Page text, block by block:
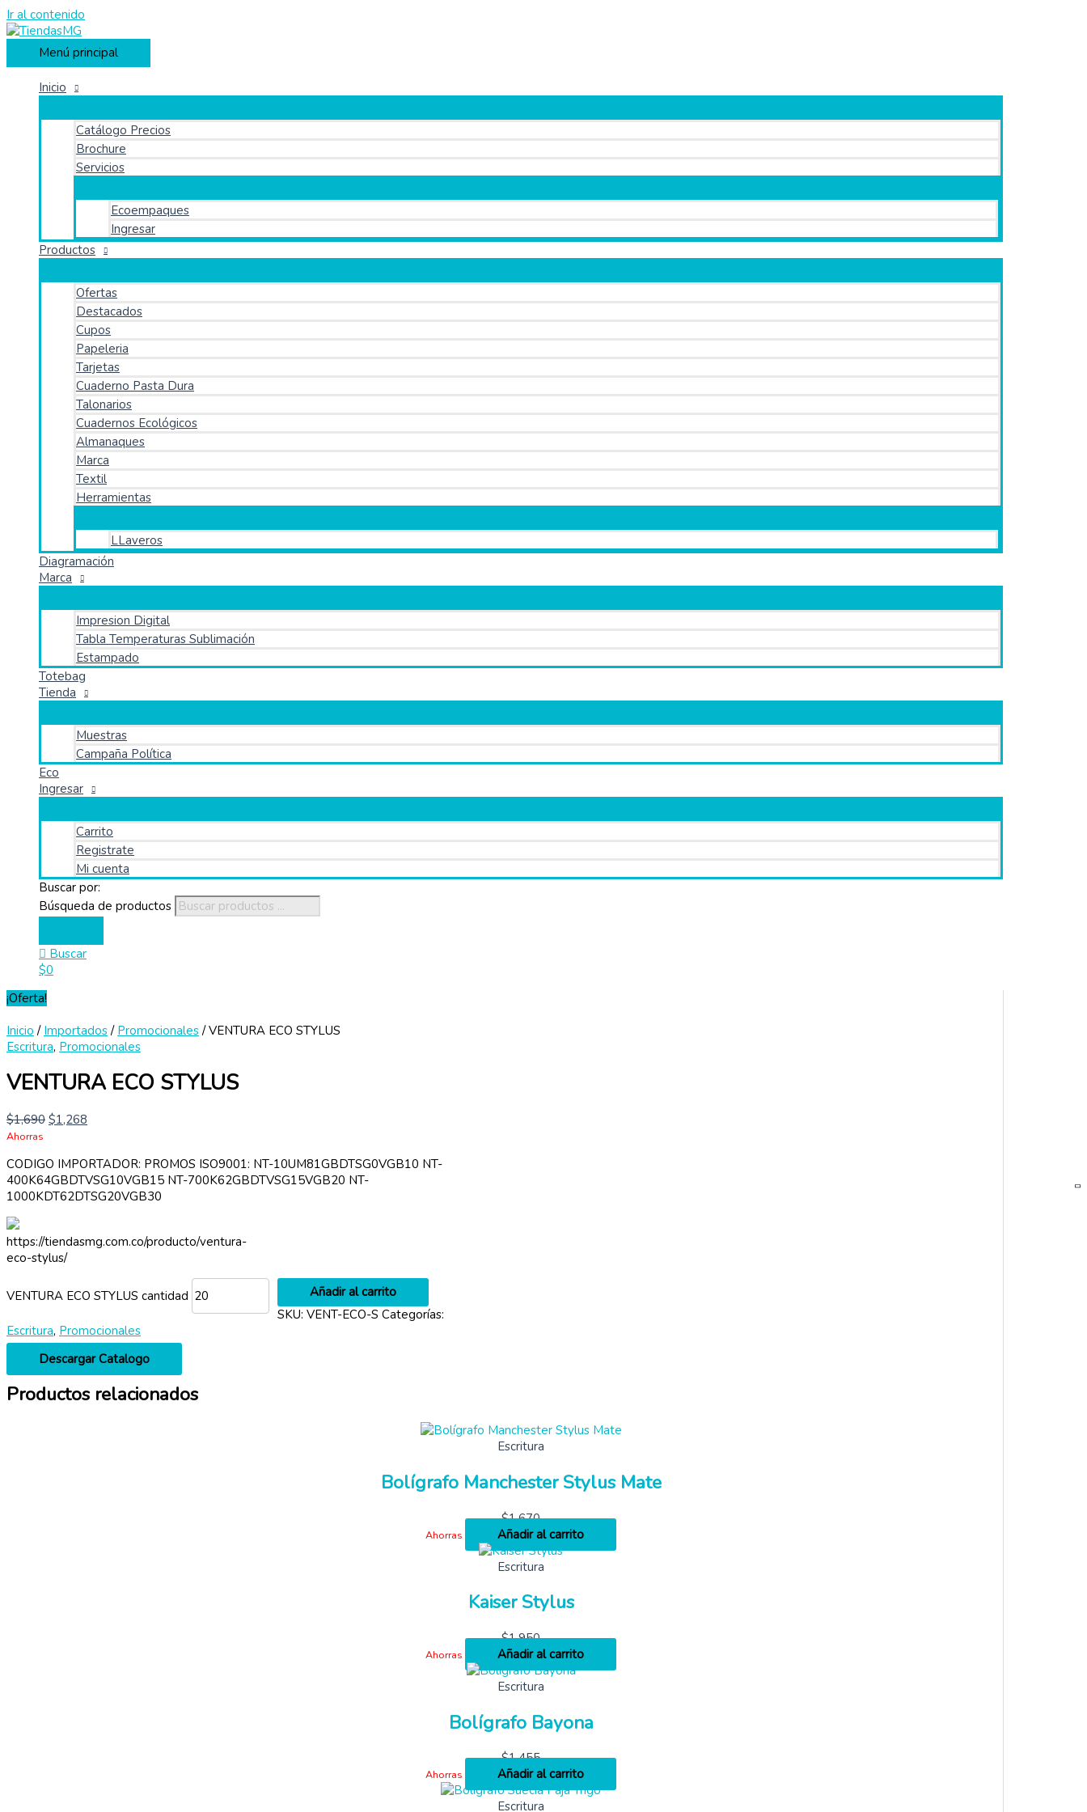
Ir al contenido
Menú principal
Inicio
Catálogo Precios
Brochure
Servicios
Ecoempaques
Ingresar
Productos
Ofertas
Destacados
Cupos
Papeleria
Tarjetas
Cuaderno Pasta Dura
Talonarios
Cuadernos Ecológicos
Almanaques
Marca
Textil
Herramientas
LLaveros
Diagramación
Marca
Impresion Digital
Tabla Temperaturas Sublimación
Estampado
Totebag
Tienda
Muestras
Campaña Política
Eco
Ingresar
Carrito
Registrate
Mi cuenta
Buscar por:
Búsqueda de productos
Buscar
$0
¡Oferta!
Inicio / Importados/ Promocionales/ VENTURA ECO STYLUS
Escritura, Promocionales
VENTURA ECO STYLUS
$1,690 $1,268
Ahorras
CODIGO IMPORTADOR: PROMOS ISO9001: NT-10UM81GBDTSG0VGB10 NT-
400K64GBDTVSG10VGB15 NT-700K62GBDTVSG15VGB20 NT-
1000KDT62DTSG20VGB30
https://tiendasmg.com.co/producto/ventura-
eco-stylus/
VENTURA ECO STYLUS cantidad
Añadir al carrito
SKU: VENT-ECO-S Categorías:
Escritura, Promocionales
Descargar Catalogo
Productos relacionados
Escritura
Bolígrafo Manchester Stylus Mate
$1,670
Ahorras
Añadir al carrito
Escritura
Kaiser Stylus
$1,950
Ahorras
Añadir al carrito
Escritura
Bolígrafo Bayona
$1,455
Ahorras
Añadir al carrito
Escritura